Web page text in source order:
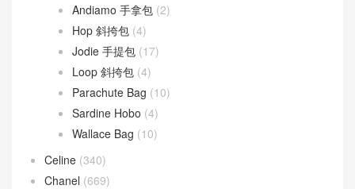
Andiamo 手拿包 (2)
Hop 斜挎包 (4)
Jodie 手提包 (17)
Loop 斜挎包 (4)
Parachute Bag (10)
Sardine Hobo (4)
Wallace Bag (10)
Celine (340)
Chanel (669)